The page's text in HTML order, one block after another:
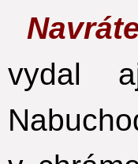
vydal